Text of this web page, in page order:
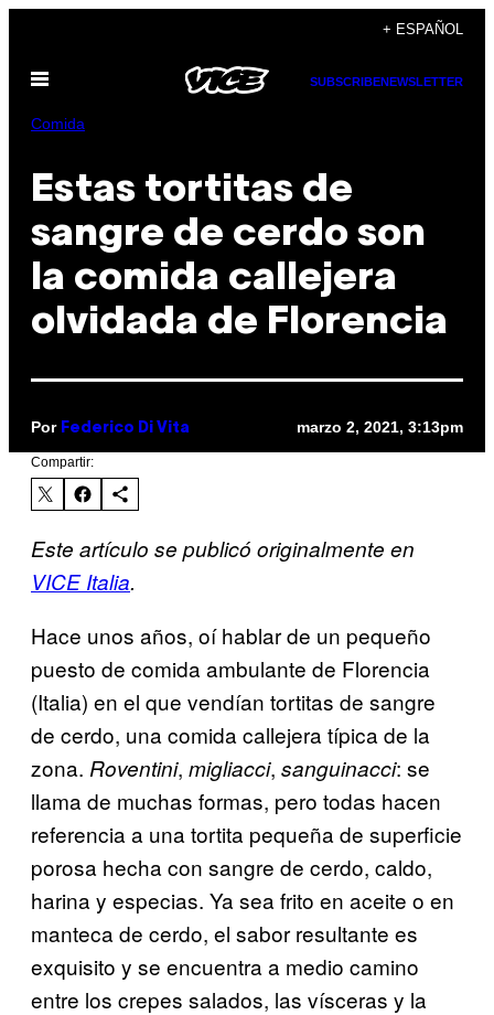
contenido
+ ESPAÑOL
Abrir
SUBSCRIBENEWSLETTER
Comida
Estas tortitas de
sangre de cerdo son
la comida callejera
olvidada de Florencia
Por Federico Di Vita marzo 2, 2021, 3:13pm
Compartir:
Este artículo se publicó originalmente en
VICE Italia.
Hace unos años, oí hablar de un pequeño
puesto de comida ambulante de Florencia
(Italia) en el que vendían tortitas de sangre
de cerdo, una comida callejera típica de la
zona. Roventini, migliacci, sanguinacci: se
llama de muchas formas, pero todas hacen
referencia a una tortita pequeña de superficie
porosa hecha con sangre de cerdo, caldo,
harina y especias. Ya sea frito en aceite o en
manteca de cerdo, el sabor resultante es
exquisito y se encuentra a medio camino
entre los crepes salados, las vísceras y la